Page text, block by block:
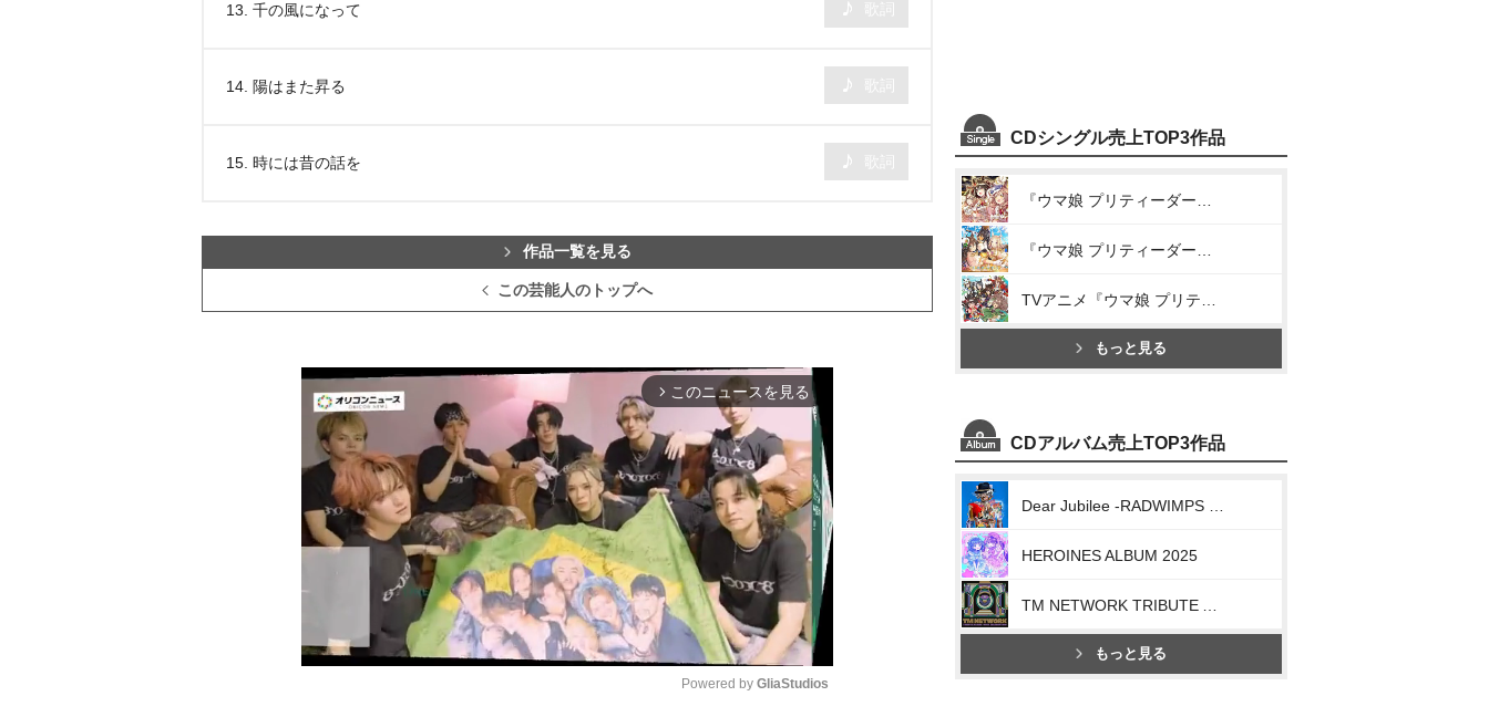
13. 千の風になって
14. 陽はまた昇る
15. 時には昔の話を
作品一覧を見る
この芸能人のトップへ
arrow_forward_ios このニュースを見る
Powered by GliaStudios
CDシングル売上TOP3作品
もっと見る
CDアルバム売上TOP3作品
HEROINES ALBUM 2025
もっと見る